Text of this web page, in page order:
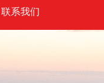
联系我们